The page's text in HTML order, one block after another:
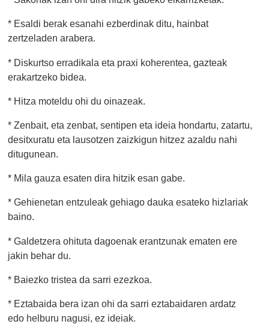
* Esaldi berak esanahi ezberdinak ditu, hainbat
zertzeladen arabera.
* Diskurtso erradikala eta praxi koherentea, gazteak
erakartzeko bidea.
* Hitza moteldu ohi du oinazeak.
* Zenbait, eta zenbat, sentipen eta ideia hondartu, zatartu,
desitxuratu eta lausotzen zaizkigun hitzez azaldu nahi
ditugunean.
* Mila gauza esaten dira hitzik esan gabe.
* Gehienetan entzuleak gehiago dauka esateko hizlariak
baino.
* Galdetzera ohituta dagoenak erantzunak ematen ere
jakin behar du.
* Baiezko tristea da sarri ezezkoa.
* Eztabaida bera izan ohi da sarri eztabaidaren ardatz
edo helburu nagusi, ez ideiak.